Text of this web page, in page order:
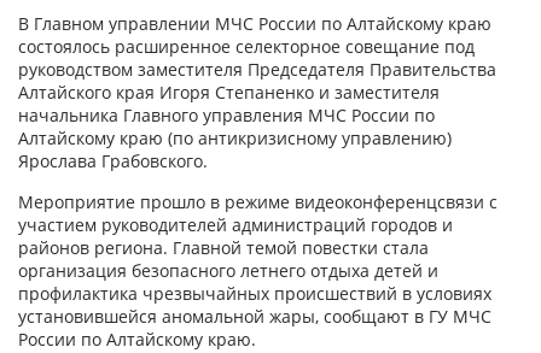
В Главном управлении МЧС России по Алтайскому краю
состоялось расширенное селекторное совещание под
руководством заместителя Председателя Правительства
Алтайского края Игоря Степаненко и заместителя
начальника Главного управления МЧС России по
Алтайскому краю (по антикризисному управлению)
Ярослава Грабовского.
Мероприятие прошло в режиме видеоконференцсвязи с
участием руководителей администраций городов и
районов региона. Главной темой повестки стала
организация безопасного летнего отдыха детей и
профилактика чрезвычайных происшествий в условиях
установившейся аномальной жары, сообщают в ГУ МЧС
России по Алтайскому краю.